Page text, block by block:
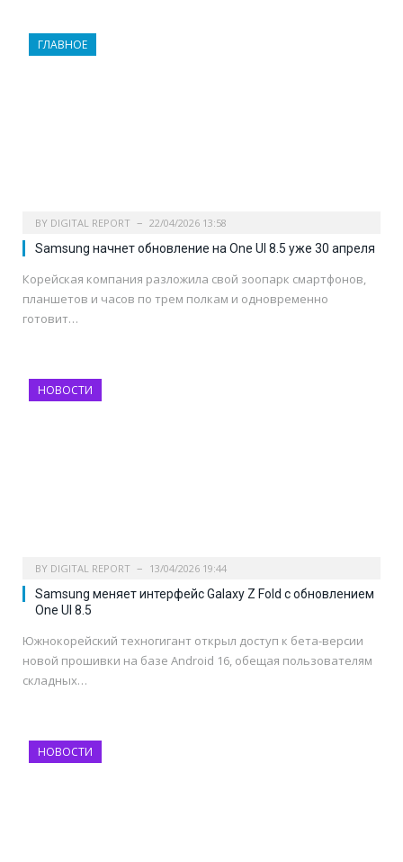
ГЛАВНОЕ
BY DIGITAL REPORT 22/04/2026 13:58
Samsung начнет обновление на One UI 8.5 уже 30 апреля
Корейская компания разложила свой зоопарк смартфонов,
планшетов и часов по трем полкам и одновременно
готовит…
НОВОСТИ
BY DIGITAL REPORT 13/04/2026 19:44
Samsung меняет интерфейс Galaxy Z Fold с обновлением
One UI 8.5
Южнокорейский техногигант открыл доступ к бета-версии
новой прошивки на базе Android 16, обещая пользователям
складных…
НОВОСТИ